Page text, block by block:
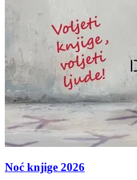
Noć knjige 2026